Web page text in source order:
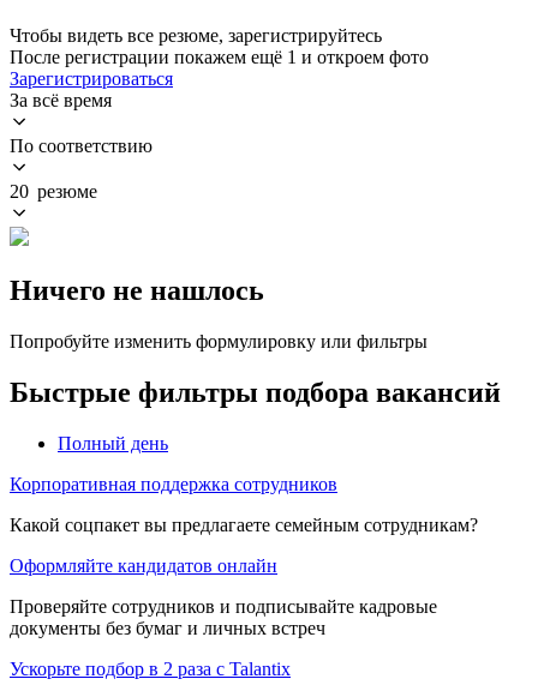
Чтобы видеть все резюме, зарегистрируйтесь
После регистрации покажем ещё 1 и откроем фото
Зарегистрироваться
За всё время
По соответствию
20 резюме
Ничего не нашлось
Попробуйте изменить формулировку или фильтры
Быстрые фильтры подбора вакансий
Полный день
Корпоративная поддержка сотрудников
Какой соцпакет вы предлагаете семейным сотрудникам?
Оформляйте кандидатов онлайн
Проверяйте сотрудников и подписывайте кадровые
документы без бумаг и личных встреч
Ускорьте подбор в 2 раза с Talantix